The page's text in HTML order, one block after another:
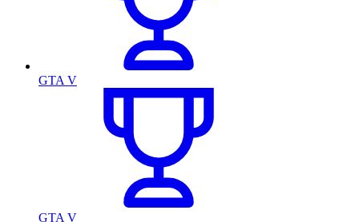
GTA V
GTA V